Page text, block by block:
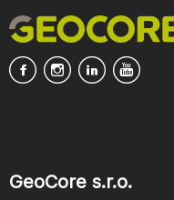
GeoCore s.r.o.